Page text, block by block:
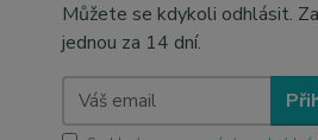
Můžete se kdykoli odhlásit.
jednou za 14 dní.